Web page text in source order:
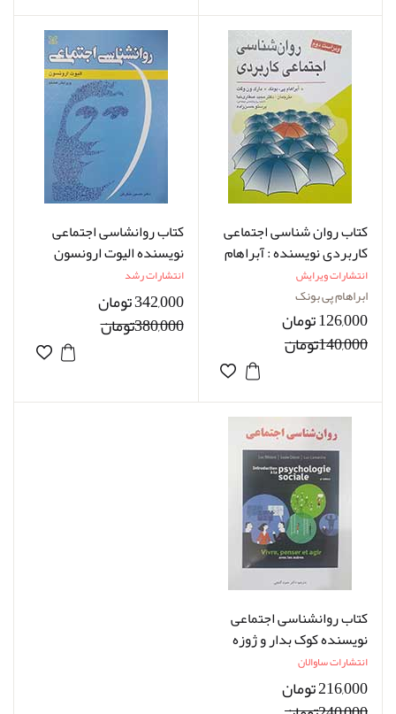
کتاب روان شناسی اجتماعی
کاربردی نویسنده : آبراهام
مترجم دکتر مجید صفارنیا
انتشارات ویرایش
ابراهام پی بونک
126,000 تومان
140,000تومان
کتاب روانشاسی اجتماعی
نویسنده الیوت ارونسون
ترجمه حسین شکرکن
انتشارات رشد
342,000 تومان
380,000تومان
کتاب روانشناسی اجتماعی
نویسنده کوک بدار و ژوزه
دزیل و لوک لامارش مترجم
دکتر حمزه گنجی
انتشارات ساوالان
216,000 تومان